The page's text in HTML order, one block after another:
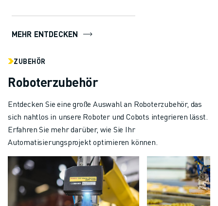
Fertigungsindust...
MEHR ENTDECKEN
ZUBEHÖR
Roboterzubehör
Entdecken Sie eine große Auswahl an Roboterzubehör, das
sich nahtlos in unsere Roboter und Cobots integrieren lässt.
Erfahren Sie mehr darüber, wie Sie Ihr
Automatisierungsprojekt optimieren können.